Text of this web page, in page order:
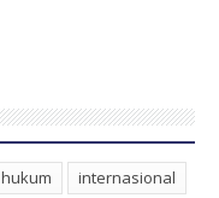
hukum
internasional